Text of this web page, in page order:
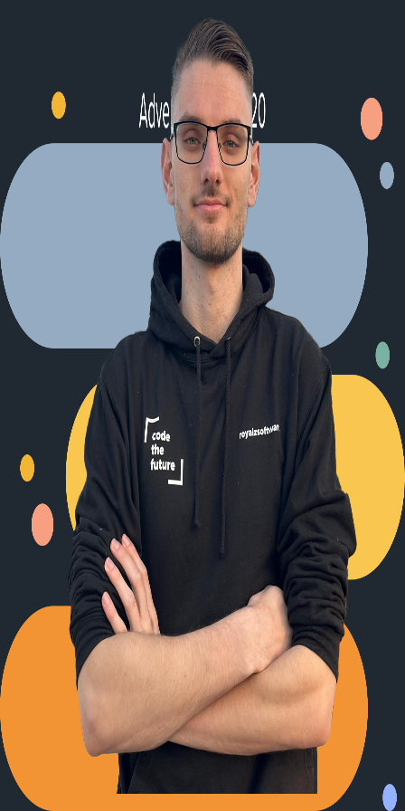
Explore Projects
Back to Blog
Posts tagged with# interface-segregation-
principle
Advent Calendar #20 - The interface segregation
Alexander Panov 2023-12-20 2 min read 20views
LeistungenPortfolioKundenmeinungen Über uns NewsletterBlog
Impressum: RoyalZSoftware UG (haftungsbeschränkt),
Lärchenstraße 3, 82362 Weilheim in Oberbayern